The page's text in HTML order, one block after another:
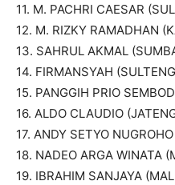
11. M. PACHRI CAESAR
12. M. RIZKY RAMADHAN
13. SAHRUL AKMAL
14. FIRMANSYAH
15. PANGGIH PRIO
16. ALDO CLAUDIO
17. ANDY SETYO
18. NADEO ARGA WINATA
19. IBRAHIM SANJAYA